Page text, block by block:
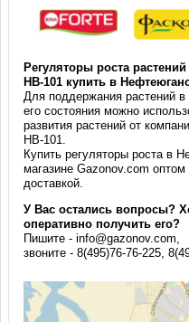
Регуляторы роста
HB-101 купить в
Для поддержания растений
его состояния можно
развития растений от
HB-101.
Купить регуляторы роста в
магазине Gazonov.com
доставкой.
У Вас остались вопросы?
оперативно получить его?
Пишите - info@gazonov.com,
звоните - 8(495)76-76-225,